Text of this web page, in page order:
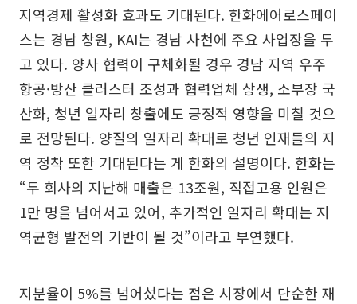
지역경제 활성화 효과도 기대된다. 한화에어로스페이
스는 경남 창원, KAI는 경남 사천에 주요 사업장을 두
고 있다. 양사 협력이 구체화될 경우 경남 지역 우주
항공·방산 클러스터 조성과 협력업체 상생, 소부장 국
산화, 청년 일자리 창출에도 긍정적 영향을 미칠 것으
로 전망된다. 양질의 일자리 확대로 청년 인재들의 지
역 정착 또한 기대된다는 게 한화의 설명이다. 한화는
“두 회사의 지난해 매출은 13조원, 직접고용 인원은
1만 명을 넘어서고 있어, 추가적인 일자리 확대는 지
역균형 발전의 기반이 될 것”이라고 부연했다.
지분율이 5%를 넘어섰다는 점은 시장에서 단순한 재